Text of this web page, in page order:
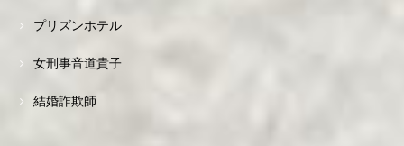
プリズンホテル
女刑事音道貴子
結婚詐欺師